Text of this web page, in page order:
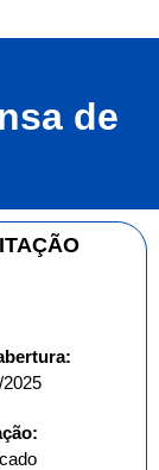
de
2025